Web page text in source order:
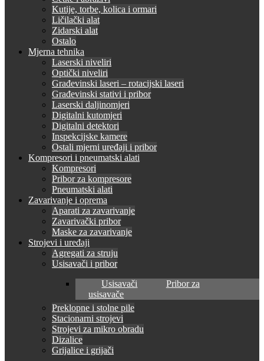
Kutije, torbe, kolica i ormari
Ličilački alat
Zidarski alat
Ostalo
Mjerna tehnika
Laserski niveliri
Optički niveliri
Građevinski laseri – rotacijski laseri
Građevinski stativi i pribor
Laserski daljinomjeri
Digitalni kutomjeri
Digitalni detektori
Inspekcijske kamere
Ostali mjerni uređaji i pribor
Kompresori i pneumatski alati
Kompresori
Pribor za kompresore
Pneumatski alati
Zavarivanje i oprema
Aparati za zavarivanje
Zavarivački pribor
Maske za zavarivanje
Strojevi i uređaji
Agregati za struju
Usisavači i pribor
Usisavači
Pribor za
usisavače
Preklopne i stolne pile
Stacionarni strojevi
Strojevi za mikro obradu
Dizalice
Grijalice i grijači